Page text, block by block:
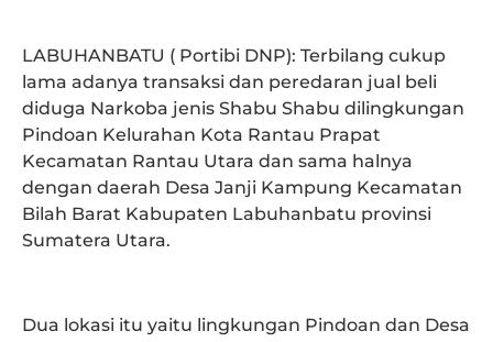
LABUHANBATU ( Portibi DNP): Terbilang cukup
lama adanya transaksi dan peredaran jual beli
diduga Narkoba jenis Shabu Shabu dilingkungan
Pindoan Kelurahan Kota Rantau Prapat
Kecamatan Rantau Utara dan sama halnya
dengan daerah Desa Janji Kampung Kecamatan
Bilah Barat Kabupaten Labuhanbatu provinsi
Sumatera Utara.
Dua lokasi itu yaitu lingkungan Pindoan dan Desa